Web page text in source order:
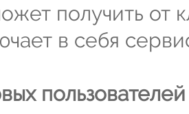
получить от
в себя